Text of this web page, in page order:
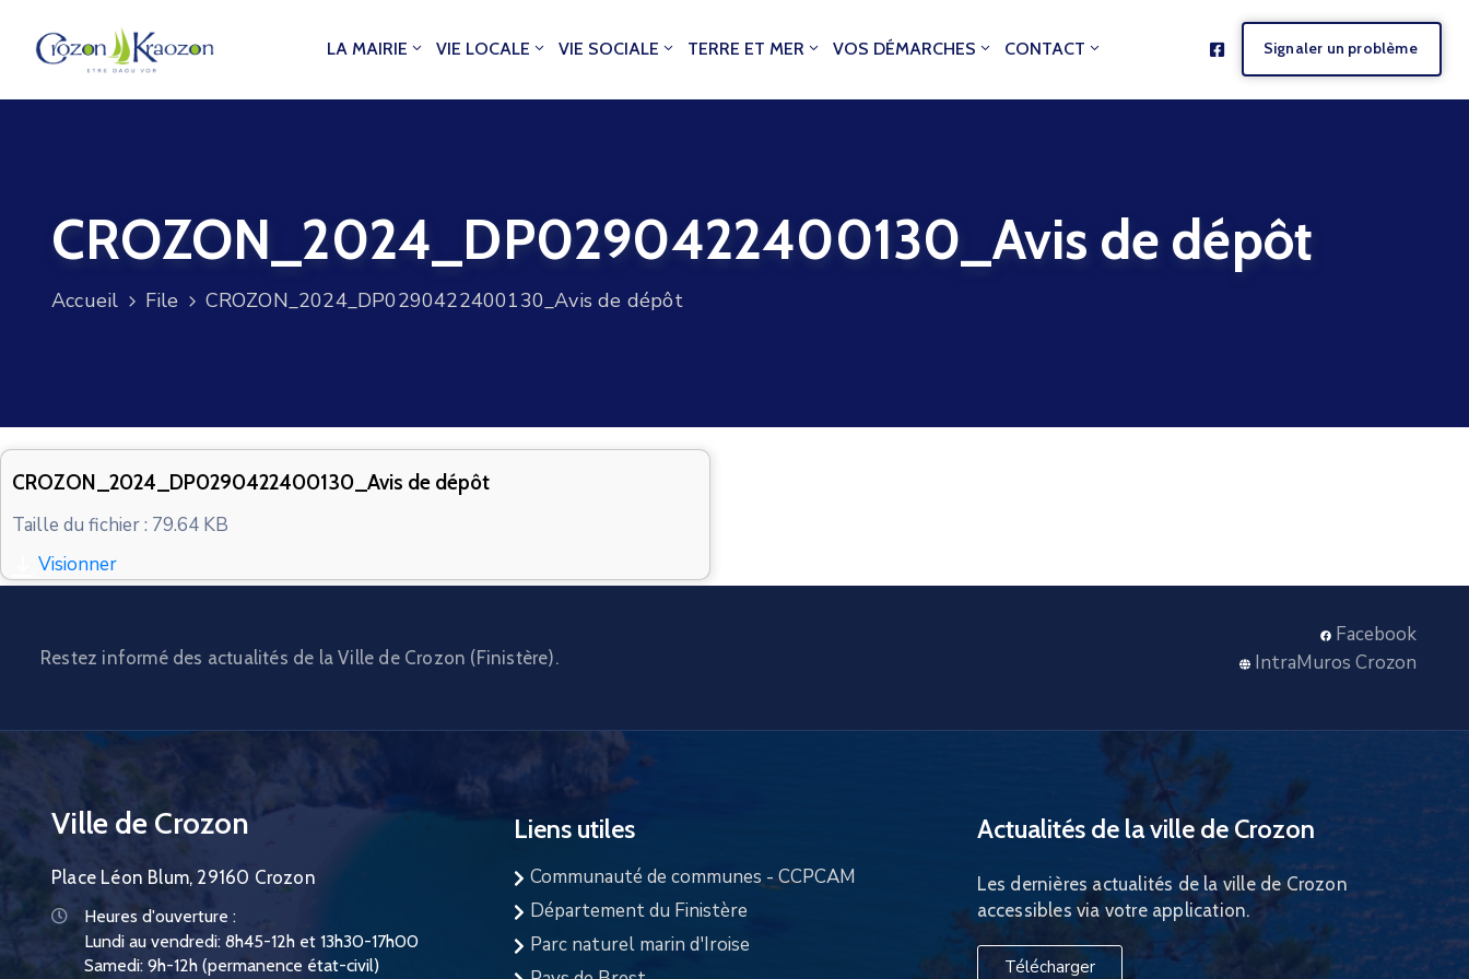
LA MAIRIE VIE LOCALE VIE SOCIALE TERRE ET MER VOS DÉMARCHES CONTACT Signaler un problème
CROZON_2024_DP0290422400130_Avis de dépôt
Accueil File CROZON_2024_DP0290422400130_Avis de dépôt
CROZON_2024_DP0290422400130_Avis de dépôt
Taille du fichier : 79.64 KB
Visionner
Restez informé des actualités de la Ville de Crozon (Finistère).
Facebook
IntraMuros Crozon
Ville de Crozon
Place Léon Blum, 29160 Crozon
Heures d'ouverture :
Lundi au vendredi: 8h45-12h et 13h30-17h00
Samedi: 9h-12h (permanence état-civil)
Liens utiles
Communauté de communes - CCPCAM
Département du Finistère
Parc naturel marin d'Iroise
Actualités de la ville de Crozon
Les dernières actualités de la ville de Crozon
accessibles via votre application.
Télécharger